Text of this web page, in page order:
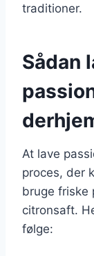
traditioner.
Sådan
At lave
proces, der
bruge friske
citronsaft.
følge: